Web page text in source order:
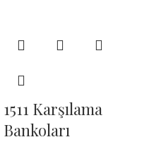
1511 Karşılama
Bankoları